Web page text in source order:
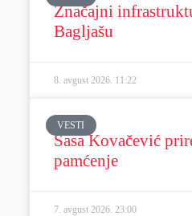
Značajni
Bagljašu
8. avgust 2026. 11:22
VESTI
Sasa Kovačević
pamćenje
7. avgust 2026. 23:00